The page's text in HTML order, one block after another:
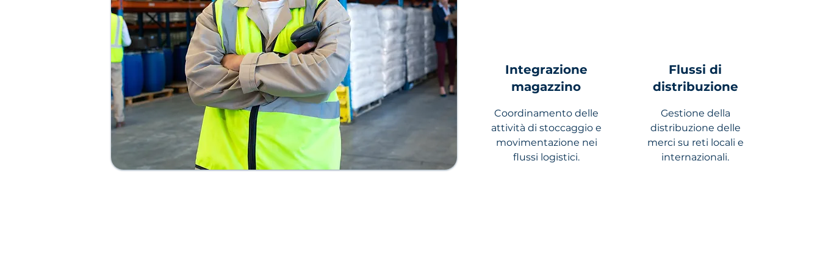
Integrazione
magazzino
Coordinamento delle
attività di stoccaggio e
movimentazione nei
flussi logistici.
Flussi di
distribuzione
Gestione della
distribuzione delle
merci su reti locali e
internazionali.